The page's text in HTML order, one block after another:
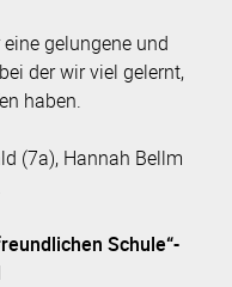
gelungene und
der wir viel gelernt,
haben.
(7a), Hannah Bellm
Schule“-